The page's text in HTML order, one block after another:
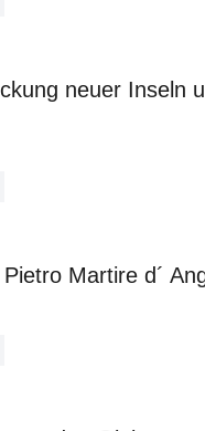
neuer Inseln
Martire d´